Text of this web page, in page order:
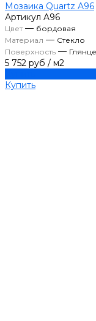
Мозаика Quartz A96
Артикул A96
Цвет— бордовая
Материал — Стекло
Поверхность —
5 752 руб / м2
Купить